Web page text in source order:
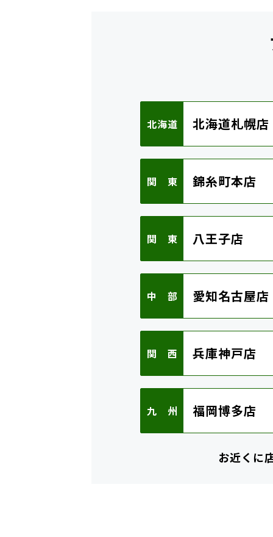
北海道 北海道札幌店
関 東 錦糸町本店
関 東 八王子店
中 部 愛知名古屋店
関 西 兵庫神戸店
九 州 福岡博多店
お近くに